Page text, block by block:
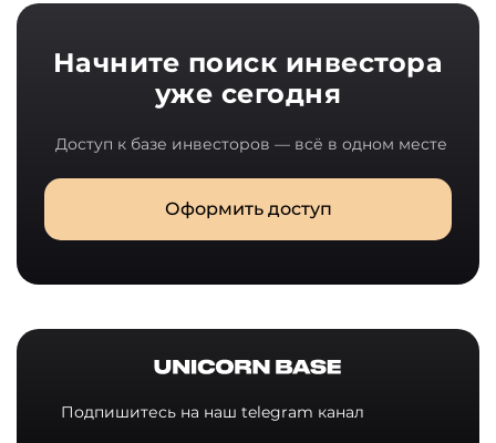
Начните поиск инвестора
уже сегодня
Доступ к базе инвесторов — всё в одном месте
Оформить доступ
Подпишитесь на наш telegram канал